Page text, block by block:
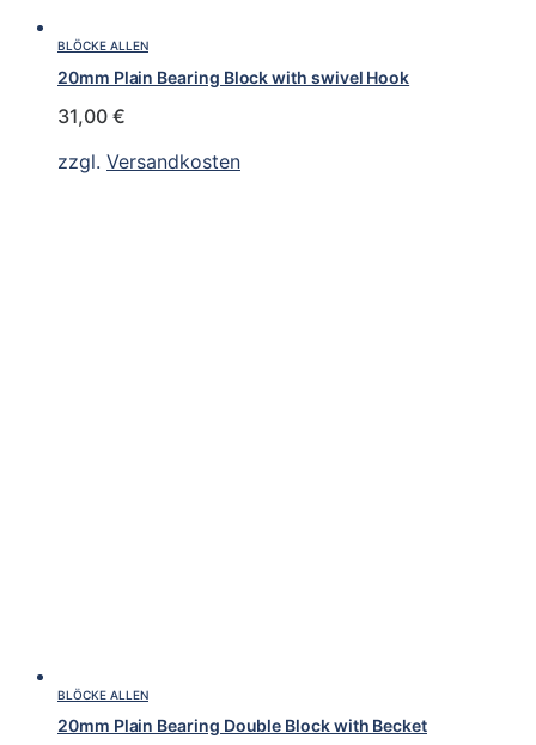
BLÖCKE ALLEN
20mm Plain Bearing Block with swivel Hook
31,00 €
zzgl. Versandkosten
BLÖCKE ALLEN
20mm Plain Bearing Double Block with Becket